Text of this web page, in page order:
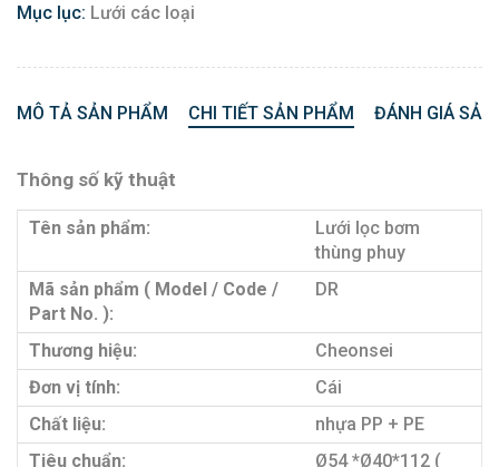
Mục lục: Lưới các loại
MÔ TẢ SẢN PHẨM CHI TIẾT SẢN PHẨM ĐÁNH GIÁ
Thông số kỹ thuật
Tên sản phẩm:
Lưới lọc bơm
thùng phuy
Mã sản phẩm ( Model / Code /
Part No. ):
DR
Thương hiệu:
Cheonsei
Đơn vị tính:
Cái
Chất liệu:
nhựa PP + PE
Tiêu chuẩn:
Ø54 *Ø40*112 (